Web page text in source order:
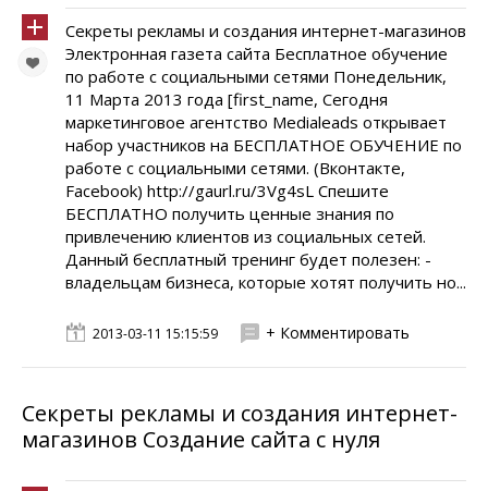
Секреты рекламы и создания интернет-магазинов
Электронная газета сайта Бесплатное обучение
по работе с социальными сетями Понедельник,
11 Марта 2013 года [first_name, Сегодня
маркетинговое агентство Medialeads открывает
набор участников на БЕСПЛАТНОЕ ОБУЧЕНИЕ по
работе с социальными сетями. (Вконтакте,
Facebook) http://gaurl.ru/3Vg4sL Спешите
БЕСПЛАТНО получить ценные знания по
привлечению клиентов из социальных сетей.
Данный бесплатный тренинг будет полезен: -
владельцам бизнеса, которые хотят получить но...
2013-03-11 15:15:59 + Комментировать
Секреты рекламы и создания интернет-
магазинов Создание сайта с нуля